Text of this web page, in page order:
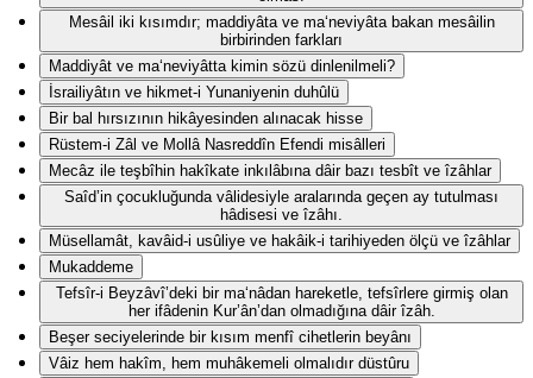
Mesâil iki kısımdır; maddiyâta ve ma‘neviyâta bakan mesâilin
birbirinden farkları
Maddiyât ve ma‘neviyâtta kimin sözü dinlenilmeli?
İsrailiyâtın ve hikmet-i Yunaniyenin duhûlü
Bir bal hırsızının hikâyesinden alınacak hisse
Rüstem-i Zâl ve Mollâ Nasreddîn Efendi misâlleri
Mecâz ile teşbîhin hakîkate inkılâbına dâir bazı tesbît ve îzâhlar
Saîd’in çocukluğunda vâlidesiyle aralarında geçen ay tutulması
hâdisesi ve îzâhı.
Müsellamât, kavâid-i usûliye ve hakâik-i tarihiyeden ölçü ve îzâhlar
Mukaddeme
Tefsîr-i Beyzâvî’deki bir ma‘nâdan hareketle, tefsîrlere girmiş olan
her ifâdenin Kur’ân’dan olmadığına dâir îzâh.
Beşer seciyelerinde bir kısım menfî cihetlerin beyânı
Vâiz hem hakîm, hem muhâkemeli olmalıdır düstûru